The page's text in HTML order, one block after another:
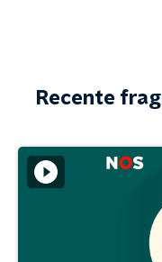
Recente